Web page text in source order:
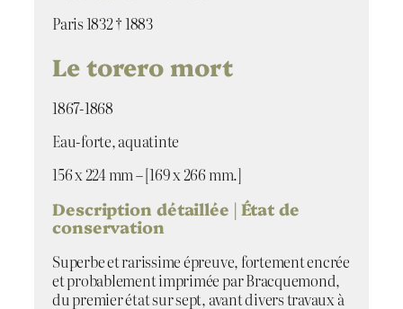
Paris 1832 † 1883
Le torero mort
1867-1868
Eau-forte, aquatinte
156 x 224 mm – [169 x 266 mm.]
Description détaillée | État de
conservation
Superbe et rarissime épreuve, fortement encrée
et probablement imprimée par Bracquemond,
du premier état sur sept, avant divers travaux à